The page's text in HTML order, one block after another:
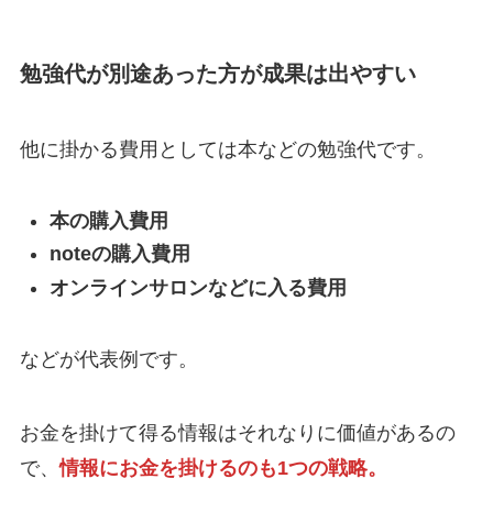
勉強代が別途あった方が成果は出やすい
他に掛かる費用としては本などの勉強代です。
本の購入費用
noteの購入費用
オンラインサロンなどに入る費用
などが代表例です。
お金を掛けて得る情報はそれなりに価値があるの
で、情報にお金を掛けるのも1つの戦略。